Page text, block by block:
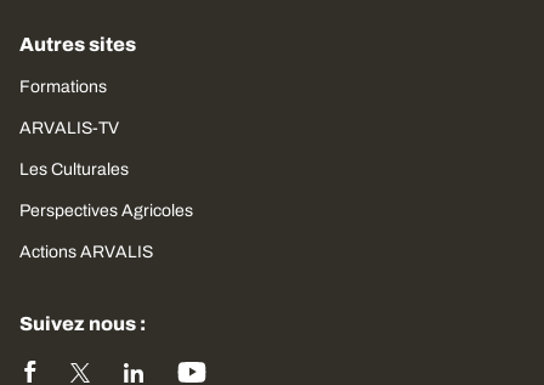
Autres sites
Formations
ARVALIS-TV
Les Culturales
Perspectives Agricoles
Actions ARVALIS
Suivez nous :